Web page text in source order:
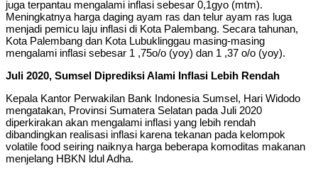
juga terpantau mengalami inflasi sebesar 0,1gyo (mtm).
Meningkatnya harga daging ayam ras dan telur ayam ras luga
menjadi pemicu laju inflasi di Kota Palembang. Secara tahunan,
Kota Palembang dan Kota Lubuklinggau masing-masing
mengalami inflasi sebesar 1 ,75o/o (yoy) dan 1 ,37 o/o (yoy).
Juli 2020, Sumsel Diprediksi Alami Inflasi Lebih Rendah
Kepala Kantor Perwakilan Bank Indonesia Sumsel, Hari Widodo
mengatakan, Provinsi Sumatera Selatan pada Juli 2020
diperkirakan akan mengalami inflasi yang lebih rendah
dibandingkan realisasi inflasi karena tekanan pada kelompok
volatile food seiring naiknya harga beberapa komoditas makanan
menjelang HBKN ldul Adha.